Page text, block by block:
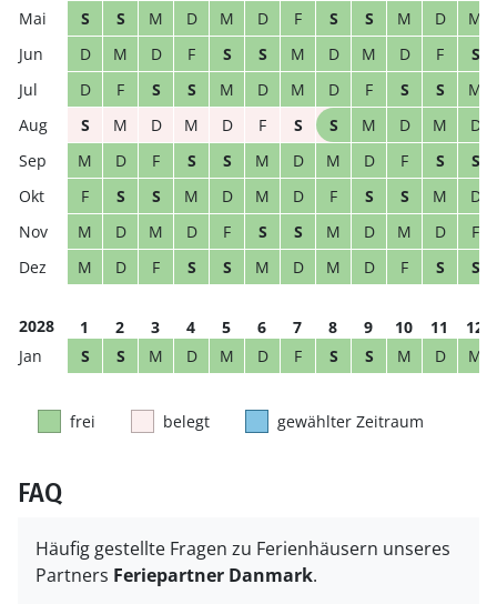
S
S M D M D F S S M D
M
D
M D F S S M D M D F
S
D
F S S M D M D F S S
M
S
M D M D F S S M D M
D
M
D F S S M D M D F S
S
F
S S M D M D F S S M
D
M
D M D F S S M D M D
F
M
D F S S M D M D F S S
2028 1 2 3 4 5 6 7 8 9 10 11
12
S
S M D M D F S S M D M
frei belegt gewählter Zeitraum
FAQ
Häufig gestellte Fragen zu Ferienhäusern unseres
Partners Feriepartner Danmark.